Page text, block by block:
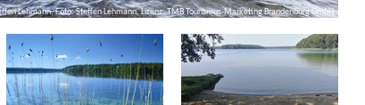
Lehmann, Foto: Steffen Lehmann, Lizenz: TMB Tourismus-Marketing Brandenburg GmbH